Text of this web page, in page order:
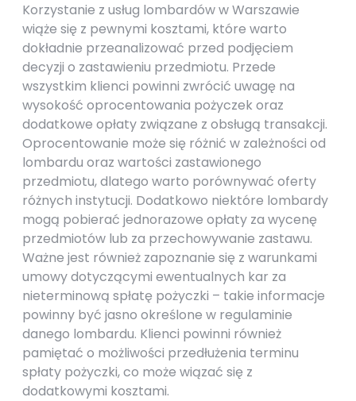
Korzystanie z usług lombardów w Warszawie
wiąże się z pewnymi kosztami, które warto
dokładnie przeanalizować przed podjęciem
decyzji o zastawieniu przedmiotu. Przede
wszystkim klienci powinni zwrócić uwagę na
wysokość oprocentowania pożyczek oraz
dodatkowe opłaty związane z obsługą transakcji.
Oprocentowanie może się różnić w zależności od
lombardu oraz wartości zastawionego
przedmiotu, dlatego warto porównywać oferty
różnych instytucji. Dodatkowo niektóre lombardy
mogą pobierać jednorazowe opłaty za wycenę
przedmiotów lub za przechowywanie zastawu.
Ważne jest również zapoznanie się z warunkami
umowy dotyczącymi ewentualnych kar za
nieterminową spłatę pożyczki – takie informacje
powinny być jasno określone w regulaminie
danego lombardu. Klienci powinni również
pamiętać o możliwości przedłużenia terminu
spłaty pożyczki, co może wiązać się z
dodatkowymi kosztami.